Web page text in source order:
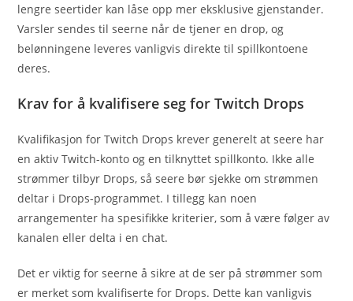
lengre seertider kan låse opp mer eksklusive gjenstander.
Varsler sendes til seerne når de tjener en drop, og
belønningene leveres vanligvis direkte til spillkontoene
deres.
Krav for å kvalifisere seg for Twitch Drops
Kvalifikasjon for Twitch Drops krever generelt at seere har
en aktiv Twitch-konto og en tilknyttet spillkonto. Ikke alle
strømmer tilbyr Drops, så seere bør sjekke om strømmen
deltar i Drops-programmet. I tillegg kan noen
arrangementer ha spesifikke kriterier, som å være følger av
kanalen eller delta i en chat.
Det er viktig for seerne å sikre at de ser på strømmer som
er merket som kvalifiserte for Drops. Dette kan vanligvis